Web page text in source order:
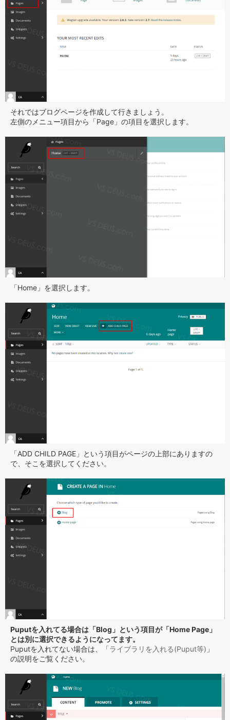
それではブログページを作成して行きましょう。
左側のメニュー項目から「Page」の項目を選択します。
「Home」を選択します。
「ADD CHILD PAGE」という項目がページの上部にありますの
で、そこを選択してください。
Puputを入れてる場合は「Blog」という項目が「Home Page」
とは別に選択できるようになってます。
Puputを入れてない場合は、「ライブラリを入れる(Puput等) 」
の説明をご覧ください。